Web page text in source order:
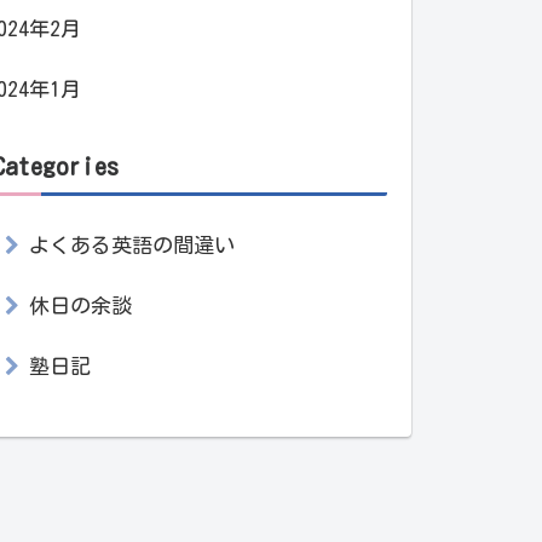
年2月
年1月
よくある英語の間違い
休日の余談
塾日記